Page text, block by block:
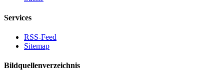
Services
RSS-Feed
Sitemap
Bildquellenverzeichnis